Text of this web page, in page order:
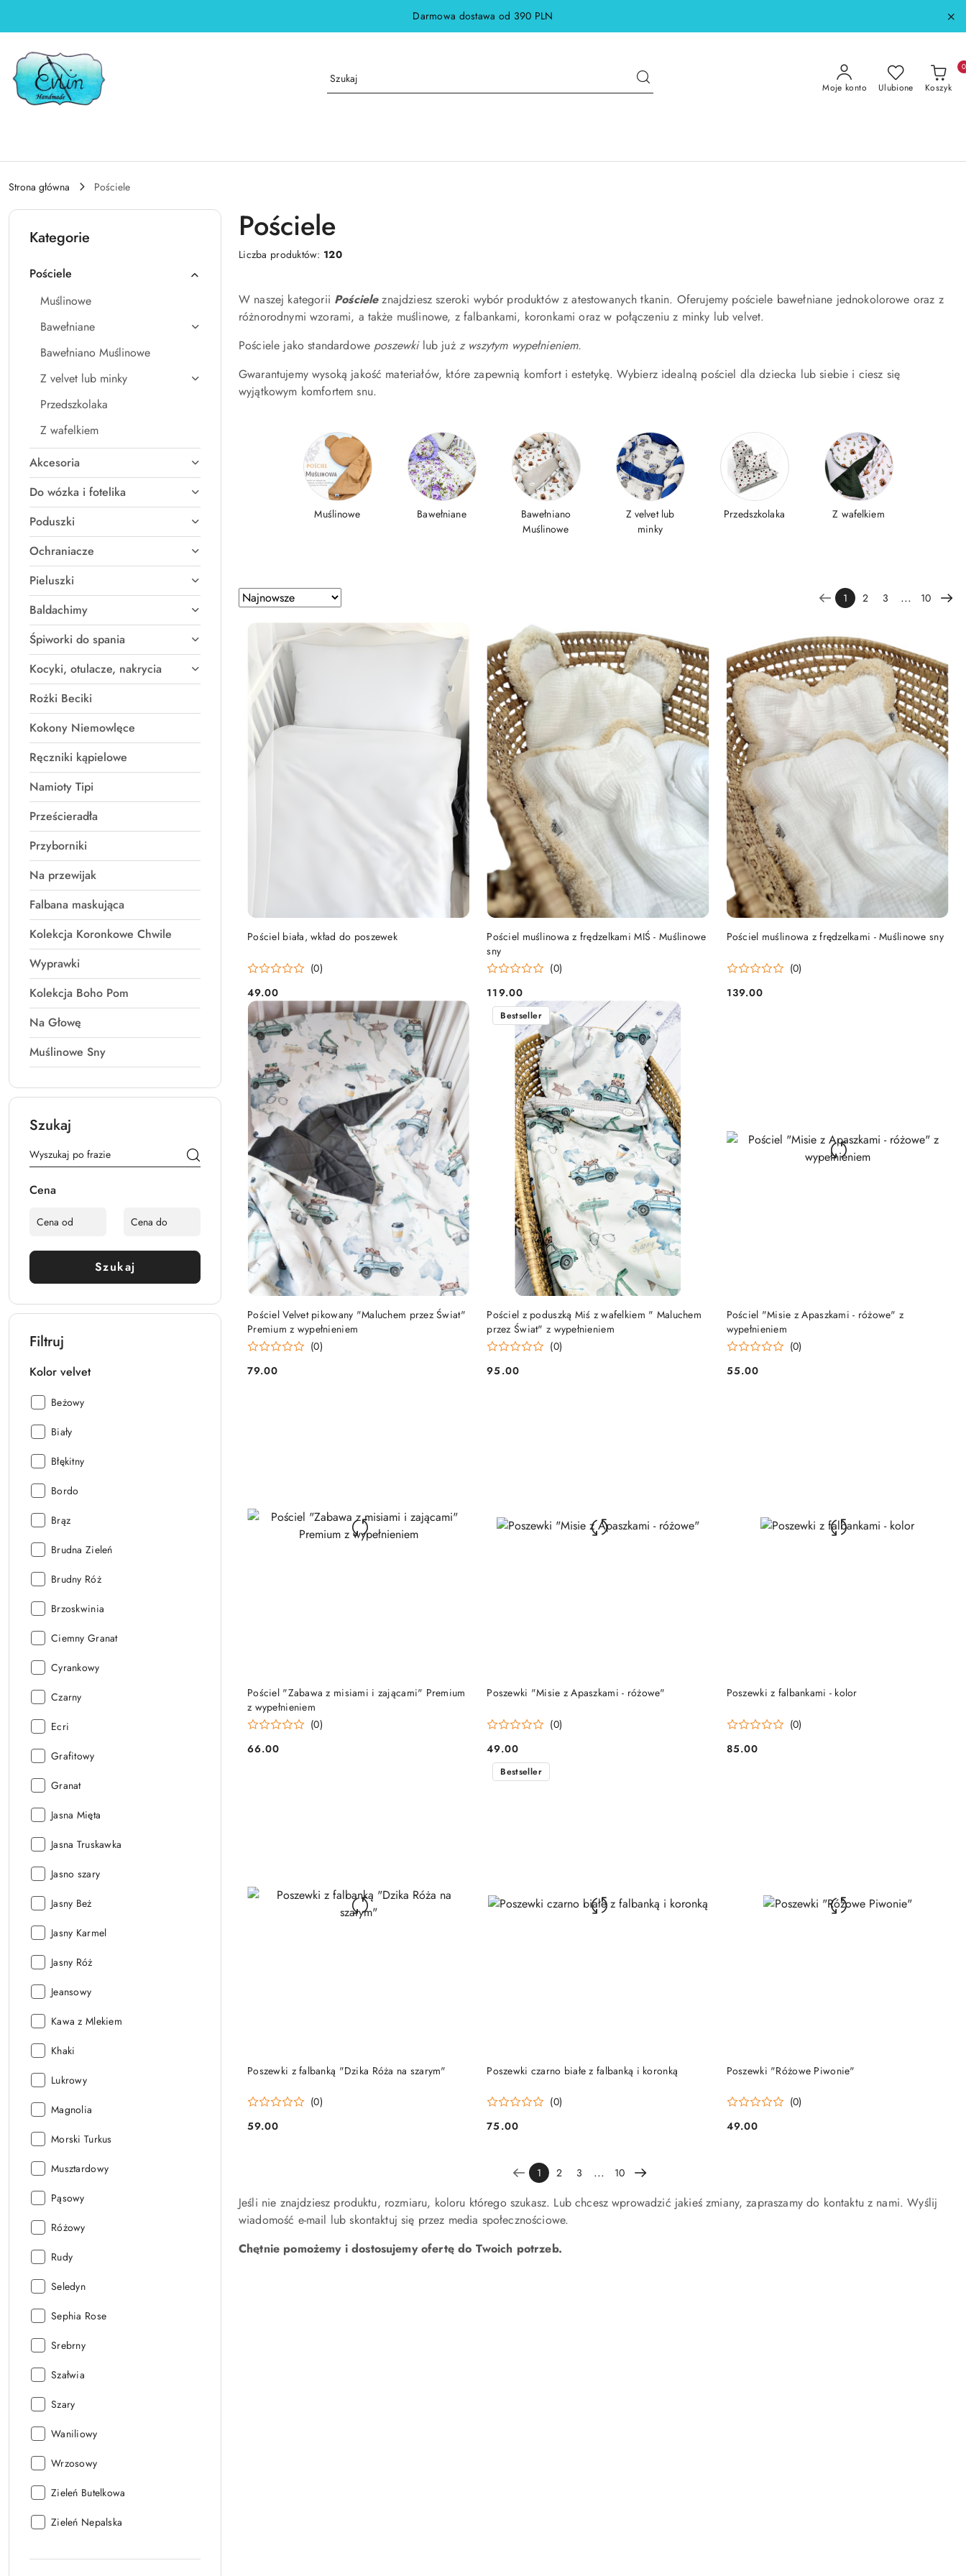
Darmowa dostawa od 390 PLN
Moje konto Ulubione Koszyk
0
Strona główna Pościele
Kategorie
Pościele
Muślinowe
Bawełniane
Bawełniano Muślinowe
Z velvet lub minky
Przedszkolaka
Z wafelkiem
Akcesoria
Do wózka i fotelika
Poduszki
Ochraniacze
Pieluszki
Baldachimy
Śpiworki do spania
Kocyki, otulacze, nakrycia
Rożki Beciki
Kokony Niemowlęce
Ręczniki kąpielowe
Namioty Tipi
Prześcieradła
Przyborniki
Na przewijak
Falbana maskująca
Kolekcja Koronkowe Chwile
Wyprawki
Kolekcja Boho Pom
Na Głowę
Muślinowe Sny
Szukaj
Cena
Szukaj
Filtruj
Kolor velvet
Kolor
Beżowy
Kolor
Biały
Kolor
Błękitny
Kolor
Bordo
Kolor
Brąz
Kolor
Brudna Zieleń
Kolor
Brudny Róż
Kolor
Brzoskwinia
Kolor
Ciemny Granat
Kolor
Cyrankowy
Kolor
Czarny
Kolor
Ecri
Kolor
Grafitowy
Kolor
Granat
Kolor
Jasna Mięta
Kolor
Jasna Truskawka
Kolor
Jasno szary
Kolor
Jasny Beż
Kolor
Jasny Karmel
Kolor
Jasny Róż
Kolor
Jeansowy
Kolor
Kawa z Mlekiem
Kolor
Khaki
Kolor
Lukrowy
Kolor
Magnolia
Kolor
Morski Turkus
Kolor
Musztardowy
Kolor
Pąsowy
Kolor
Różowy
Kolor
Rudy
Kolor
Seledyn
Kolor
Sephia Rose
Kolor
Srebrny
Kolor
Szałwia
Kolor
Szary
Kolor
Waniliowy
Kolor
Wrzosowy
Kolor
Zieleń Butelkowa
Kolor
Zieleń Nepalska
Pościele
Liczba produktów: 120
W naszej kategorii Pościeleznajdziesz szeroki wybór produktów z atestowanych tkanin. Oferujemy pościele bawełniane jednokolorowe oraz z
różnorodnymi wzorami, a także muślinowe, z falbankami, koronkami oraz w połączeniu z minky lub velvet.
Pościele jako standardowe poszewki lub już z wszytym wypełnieniem.
Gwarantujemy wysoką jakość materiałów, które zapewnią komfort i estetykę. Wybierz idealną pościel dla dziecka lub siebie i ciesz się
wyjątkowym komfortem snu.
Muślinowe Bawełniane
Bawełniano
Muślinowe
Z velvet lub
minky
Przedszkolaka Z wafelkiem
Zastosowano
sortowanie:
Sortuj
według
1 2 3 ... 10
Pościel biała, wkład do poszewek
(0)
Cena:
49.00
DO KOSZYKA
Pościel muślinowa z frędzelkami MIŚ - Muślinowe
sny
(0)
Cena:
119.00
DO KOSZYKA Pościel muślinowa z frędzelkami - Muślinowe sny
(0)
Cena:
139.00
DO KOSZYKA
Pościel Velvet pikowany "Maluchem przez Świat"
Premium z wypełnieniem
(0)
Cena:
79.00
DO KOSZYKA
Pościel z poduszką Miś z wafelkiem " Maluchem
przez Świat" z wypełnieniem
(0)
Cena:
95.00
Bestseller
DO KOSZYKA
Pościel "Misie z Apaszkami - różowe" z
wypełnieniem
(0)
Cena:
55.00
DO KOSZYKA
Pościel "Zabawa z misiami i zającami" Premium
z wypełnieniem
(0)
Cena:
66.00
DO KOSZYKA Poszewki "Misie z Apaszkami - różowe"
(0)
Cena:
49.00
DO KOSZYKA Poszewki z falbankami - kolor
(0)
Cena:
85.00
DO KOSZYKA
Poszewki z falbanką "Dzika Róża na szarym"
(0)
Cena:
59.00
DO KOSZYKA Poszewki czarno białe z falbanką i koronką
(0)
Cena:
75.00
Bestseller
DO KOSZYKA Poszewki "Różowe Piwonie"
(0)
Cena:
49.00
DO KOSZYKA
1 2 3 ... 10
Jeśli nie znajdziesz produktu, rozmiaru, koloru którego szukasz. Lub chcesz wprowadzić jakieś zmiany, zapraszamy do kontaktu z nami. Wyślij
wiadomość e-mail lub skontaktuj się przez media społecznościowe.
Chętnie pomożemy i dostosujemy ofertę do Twoich potrzeb.